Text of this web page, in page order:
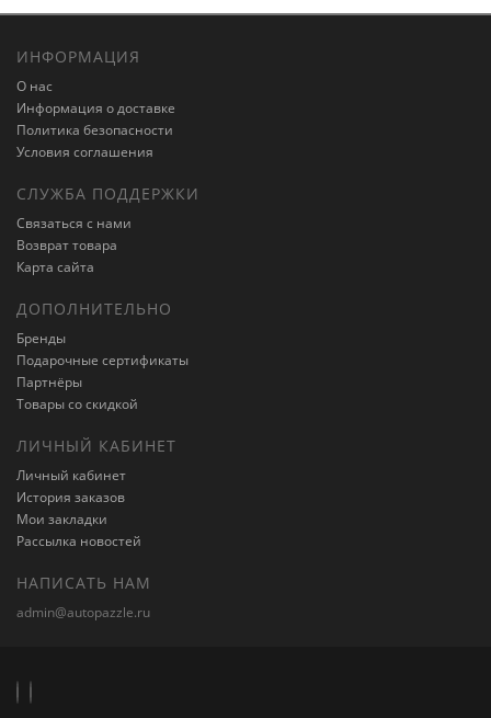
ИНФОРМАЦИЯ
О нас
Информация о доставке
Политика безопасности
Условия соглашения
СЛУЖБА ПОДДЕРЖКИ
Связаться с нами
Возврат товара
Карта сайта
ДОПОЛНИТЕЛЬНО
Бренды
Подарочные сертификаты
Партнёры
Товары со скидкой
ЛИЧНЫЙ КАБИНЕТ
Личный кабинет
История заказов
Мои закладки
Рассылка новостей
НАПИСАТЬ НАМ
admin@autopazzle.ru